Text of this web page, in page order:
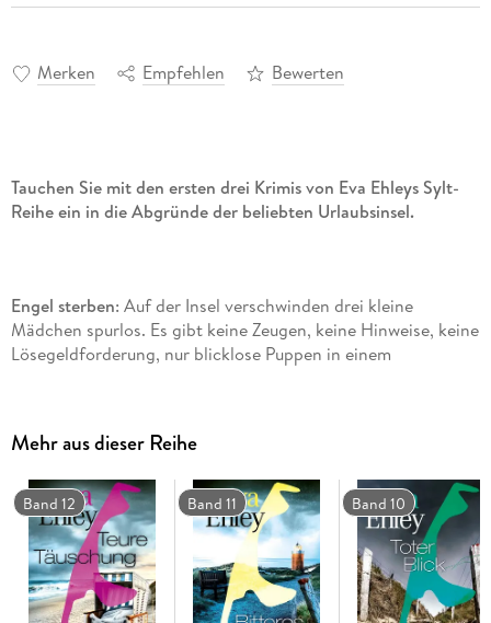
Merken Empfehlen Bewerten
Tauchen Sie mit den ersten drei Krimis von Eva Ehleys Sylt-
Reihe ein in die Abgründe der beliebten Urlaubsinsel.
Engel sterben: Auf der Insel verschwinden drei kleine
Mädchen spurlos. Es gibt keine Zeugen, keine Hinweise, keine
Lösegeldforderung, nur blicklose Puppen in einem
Liebe wieder. Als sie über eine Scheidung von ihrem
vermögenden Mann nachdenkt, stirbt sie. In Fred Hübners
Bett.
Mehr aus dieser Reihe
Band 12 Band 11 Band 10